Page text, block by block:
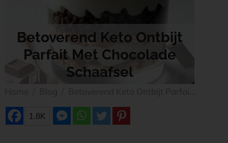
Betoverend Keto Ontbijt
Parfait Met Chocolade
Schaafsel
1.8K